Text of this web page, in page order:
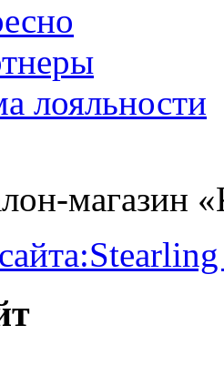
лояльности
магазин